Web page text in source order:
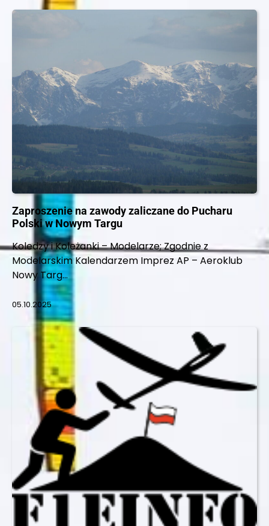
Zaproszenie na zawody zaliczane do Pucharu
Polski w Nowym Targu
Koledzy i Koleżanki – Modelarze; Zgodnie z
Modelarskim Kalendarzem Imprez AP – Aeroklub
Nowy Targ…
05.10.2025